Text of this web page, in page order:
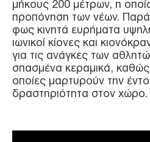
μήκους 200 μέτρων, η
προπόνηση των νέων.
φως κινητά ευρήματα
ιωνικοί κίονες και
για τις ανάγκες των
σπασμένα κεραμικά, καθώς
οποίες μαρτυρούν την
δραστηριότητα στον χώρο.